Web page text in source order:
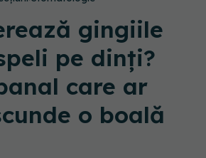
gingiile
pe dinți?
care ar
o boală